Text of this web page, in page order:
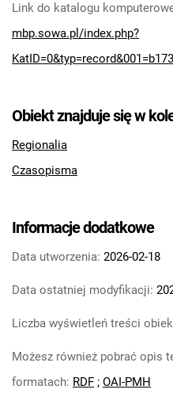
Tarnowskie Azoty :
Azotowych im.
Tarnowie. 1983
Tarnowie. 1984
Azotowych im.
Tarnowie. 1985
Tarnowie. 1986
Tarnowskie Azoty :
Tarnowie. 1987
Tarnowskie Azoty :
Tarnowie. 1988
Tarnowskie Azoty :
Link do katalogu
mbp.sowa.pl/index.php?
Obiekt znajduje się w
Regionalia
Czasopisma
Informacje dodatkowe
Data utworzenia: 2026-02-18
Data ostatniej modyfikacji:
Liczba wyświetleń treści
Możesz również pobrać opis
formatach: RDF ; OAI-PMH